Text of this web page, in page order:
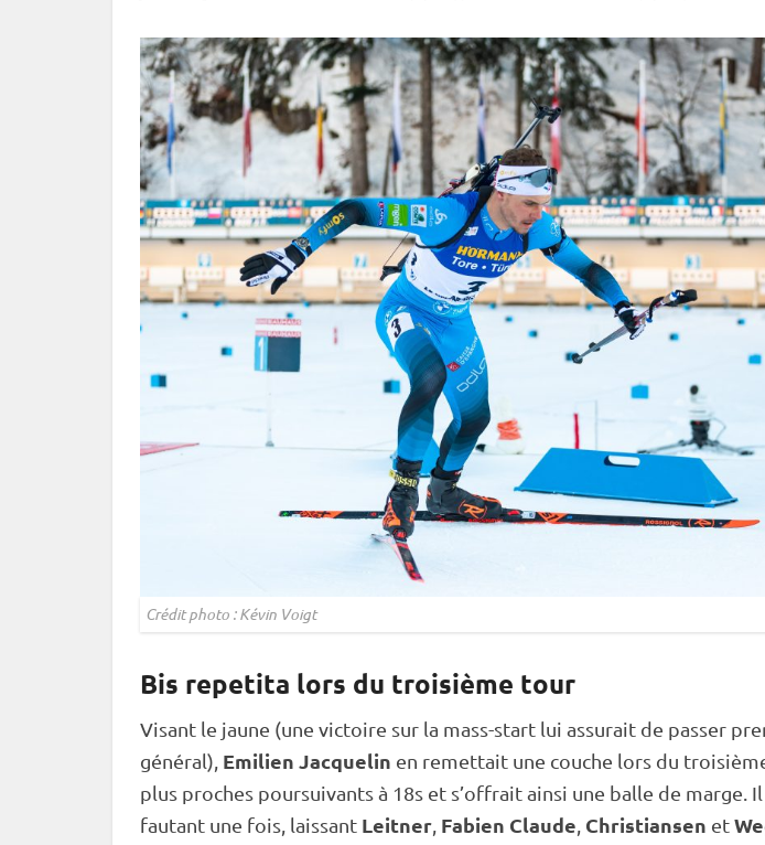
Crédit photo : Kévin Voigt
Bis repetita lors du troisième tour
Visant le jaune (une victoire sur la mass-start lui assurait de passer
général), Emilien Jacquelin en remettait une couche lors du
plus proches poursuivants à 18s et s’offrait ainsi une balle de marge.
fautant une fois, laissant Leitner Fabien Claude Christiansen et